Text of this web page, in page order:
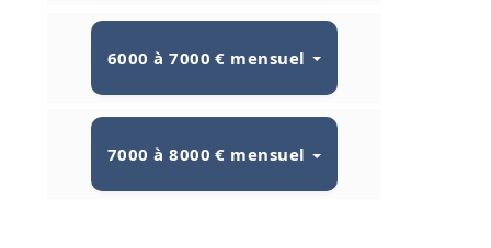
6000 à 7000 € mensuel
7000 à 8000 € mensuel